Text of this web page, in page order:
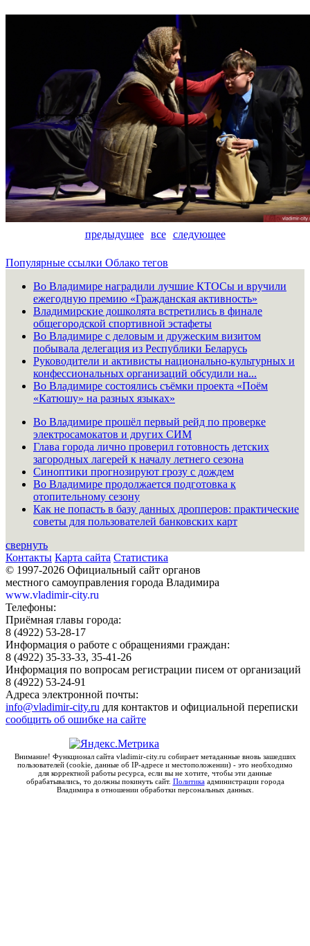
предыдущее все следующее
Популярные ссылки Облако тегов
Во Владимире наградили лучшие КТОСы и вручили
ежегодную премию «Гражданская активность»
Владимирские дошколята встретились в финале
общегородской спортивной эстафеты
Во Владимире с деловым и дружеским визитом
побывала делегация из Республики Беларусь
Руководители и активисты национально-культурных и
конфессиональных организаций обсудили на...
Во Владимире состоялись съёмки проекта «Поём
«Катюшу» на разных языках»
Во Владимире прошёл первый рейд по проверке
электросамокатов и других СИМ
Глава города лично проверил готовность детских
загородных лагерей к началу летнего сезона
Синоптики прогнозируют грозу с дождем
Во Владимире продолжается подготовка к
отопительному сезону
Как не попасть в базу данных дропперов: практические
советы для пользователей банковских карт
свернуть
Контакты Карта сайта Статистика
© 1997-2026 Официальный сайт органов
местного самоуправления города Владимира
www.vladimir-city.ru
Телефоны:
Приёмная главы города:
8 (4922) 53-28-17
Информация о работе с обращениями граждан:
8 (4922) 35-33-33, 35-41-26
Информация по вопросам регистрации писем от организаций
8 (4922) 53-24-91
Адреса электронной почты:
info@vladimir-city.ru для контактов и официальной переписки
сообщить об ошибке на сайте
Внимание! Функционал сайта vladimir-city.ru собирает метаданные вновь зашедших
пользователей (cookie, данные об IP-адресе и местоположении) - это необходимо
для корректной работы ресурса, если вы не хотите, чтобы эти данные
обрабатывались, то должны покинуть сайт. Политикаадминистрации города
Владимира в отношении обработки персональных данных.